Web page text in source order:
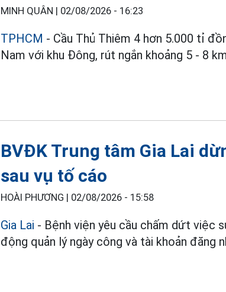
MINH QUÂN | 02/08/2026 - 16:23
TPHCM - Cầu Thủ Thiêm 4 hơn 5.000 tỉ
Nam với khu Đông, rút ngắn khoảng 5 - 8
BVĐK Trung tâm Gia Lai
sau vụ tố cáo
HOÀI PHƯƠNG | 02/08/2026 - 15:58
Gia Lai - Bệnh viện yêu cầu chấm dứt việc
động quản lý ngày công và tài khoản đăng